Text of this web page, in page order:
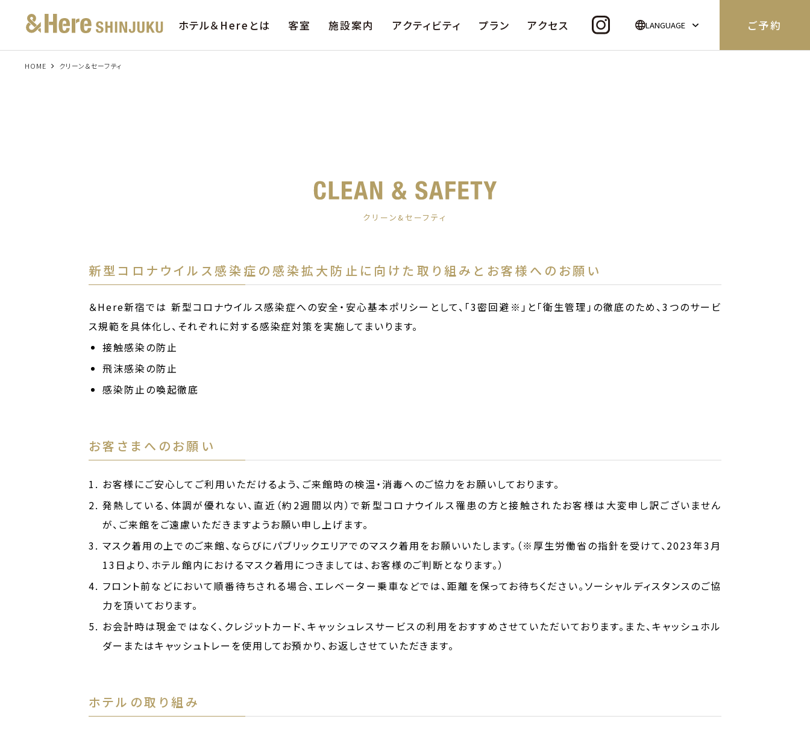
ホテル＆Hereとは 客室 施設案内 アクティビティ プラン アクセス LANGUAGE ご予約
HOME クリーン＆セーフティ
クリーン&セーフティ
新型コロナウイルス感染症の感染拡大防止に向けた取り組みとお客様へのお願い
＆Here新宿では 新型コロナウイルス感染症への安全・安心基本ポリシーとして、「3密回避※」と「衛生管理」の徹底のため、3つのサービ
ス規範を具体化し、それぞれに対する感染症対策を実施してまいります。
接触感染の防止
飛沫感染の防止
感染防止の喚起徹底
お客さまへのお願い
お客様にご安心してご利用いただけるよう、ご来館時の検温・消毒へのご協力をお願いしております。
発熱している、体調が優れない、直近（約2週間以内）で新型コロナウイルス罹患の方と接触されたお客様は大変申し訳ございません
が、ご来館をご遠慮いただきますようお願い申し上げます。
マスク着用の上でのご来館、ならびにパブリックエリアでのマスク着用をお願いいたします。（※厚生労働省の指針を受けて、2023年3月
13日より、ホテル館内におけるマスク着用につきましては、お客様のご判断となります。）
フロント前などにおいて順番待ちされる場合、エレベーター乗車などでは、距離を保ってお待ちください。ソーシャルディスタンスのご協
力を頂いております。
お会計時は現金ではなく、クレジットカード、キャッシュレスサービスの利用をおすすめさせていただいております。また、キャッシュホル
ダーまたはキャッシュトレーを使用してお預かり、お返しさせていただきます。
ホテルの取り組み